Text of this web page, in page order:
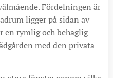
Fördelningen är
ligger på sidan av
en rymlig och behaglig
med den privata